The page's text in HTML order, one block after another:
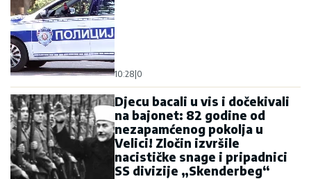
10:28|0
Djecu bacali u vis i dočekivali
na bajonet: 82 godine od
nezapamćenog pokolja u
Velici! Zločin izvršile
nacističke snage i pripadnici
SS divizije „Skenderbeg“